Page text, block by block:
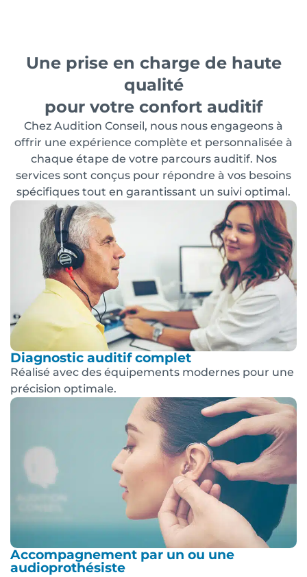
Une prise en charge de haute
qualité
pour votre confort auditif
Chez Audition Conseil, nous nous engageons à
offrir une expérience complète et personnalisée à
chaque étape de votre parcours auditif. Nos
services sont conçus pour répondre à vos besoins
spécifiques tout en garantissant un suivi optimal.
Diagnostic auditif complet
Réalisé avec des équipements modernes pour une
précision optimale.
Accompagnement par un ou une
audioprothésiste